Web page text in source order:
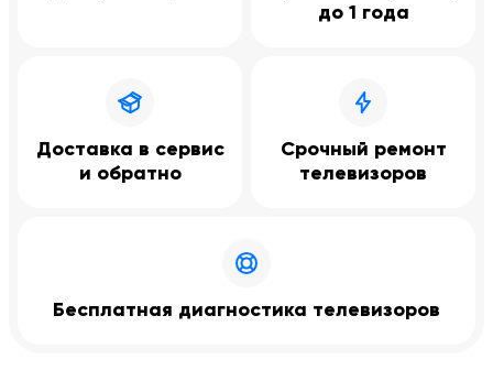
до 1 года
Доставка в сервис
и обратно
Срочный ремонт
телевизоров
Бесплатная диагностика телевизоров